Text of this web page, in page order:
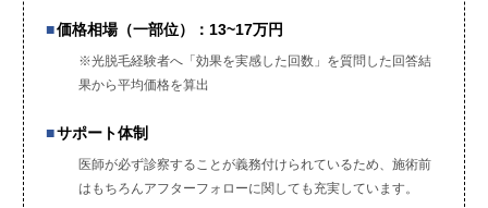
価格相場（一部位）：13~17万円
※光脱毛経験者へ「効果を実感した回数」を質問した回答結
果から平均価格を算出
サポート体制
医師が必ず診察することが義務付けられているため、施術前
はもちろんアフターフォローに関しても充実しています。